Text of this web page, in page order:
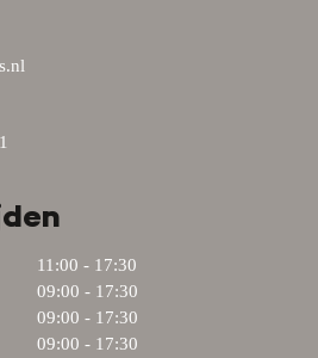
11:00 - 17:30
09:00 - 17:30
09:00 - 17:30
09:00 - 17:30